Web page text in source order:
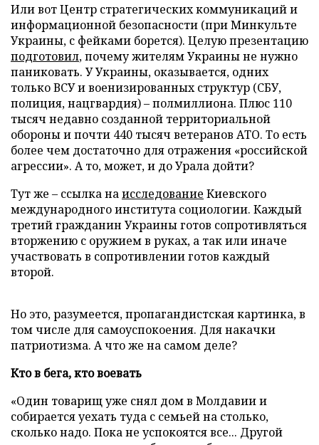
Или вот Центр стратегических коммуникаций и
информационной безопасности (при Минкульте
Украины, с фейками борется). Целую презентацию
подготовил, почему жителям Украины не нужно
паниковать. У Украины, оказывается, одних
только ВСУ и военизированных структур (СБУ,
полиция, нацгвардия) – полмиллиона. Плюс 110
тысяч недавно созданной территориальной
обороны и почти 440 тысяч ветеранов АТО. То есть
более чем достаточно для отражения «российской
агрессии». А то, может, и до Урала дойти?
Тут же – ссылка наисследование Киевского
международного института социологии. Каждый
третий гражданин Украины готов сопротивляться
вторжению с оружием в руках, а так или иначе
участвовать в сопротивлении готов каждый
второй.
Но это, разумеется, пропагандистская картинка, в
том числе для самоуспокоения. Для накачки
патриотизма. А что же на самом деле?
Кто в бега, кто воевать
«Один товарищ уже снял дом в Молдавии и
собирается уехать туда с семьей на столько,
сколько надо. Пока не успокоятся все... Другой